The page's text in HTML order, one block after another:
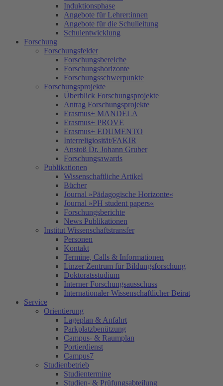
Induktionsphase
Angebote für Lehrer:innen
Angebote für die Schulleitung
Schulentwicklung
Forschung
Forschungsfelder
Forschungsbereiche
Forschungshorizonte
Forschungsschwerpunkte
Forschungsprojekte
Überblick Forschungsprojekte
Antrag Forschungsprojekte
Erasmus+ MANDELA
Erasmus+ PROVE
Erasmus+ EDUMENTO
Interreligiosität/FAKIR
Anstoß Dr. Johann Gruber
Forschungsawards
Publikationen
Wissenschaftliche Artikel
Bücher
Journal »Pädagogische Horizonte«
Journal »PH student papers«
Forschungsberichte
News Publikationen
Institut Wissenschaftstransfer
Personen
Kontakt
Termine, Calls & Informationen
Linzer Zentrum für Bildungsforschung
Doktoratsstudium
Interner Forschungsausschuss
Internationaler Wissenschaftlicher Beirat
Service
Orientierung
Lageplan & Anfahrt
Parkplatzbenützung
Campus- & Raumplan
Portierdienst
Campus7
Studienbetrieb
Studientermine
Studien- & Prüfungsabteilung